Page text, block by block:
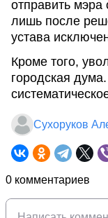
отправить мэра
лишь после
устава
Кроме того,
городская
Сухоруков
0 комментариев